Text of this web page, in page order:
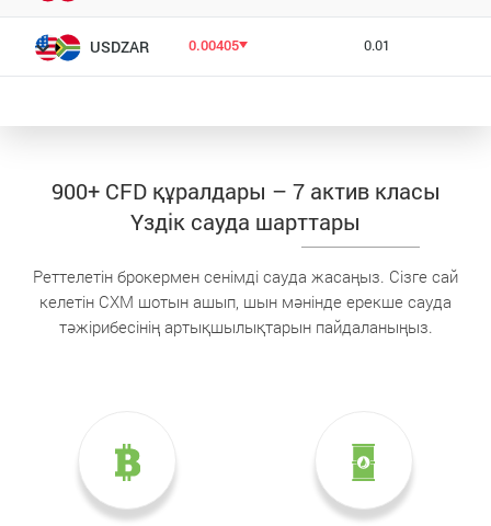
USDZAR 0.00405 0.01
900+ CFD құралдары – 7 актив класы
Үздік сауда шарттары
Реттелетін брокермен сенімді сауда жасаңыз. Сізге сай
келетін CXM шотын ашып, шын мәнінде ерекше сауда
тәжірибесінің артықшылықтарын пайдаланыңыз.